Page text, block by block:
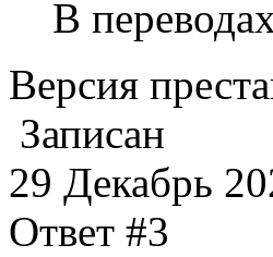
В
Версия
Записан
29 Декабрь
Ответ #3